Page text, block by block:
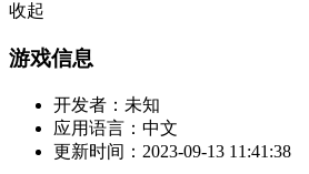
收起
游戏信息
开发者： 未知
应用语言： 中文
更新时间： 2023-09-13 11:41:38